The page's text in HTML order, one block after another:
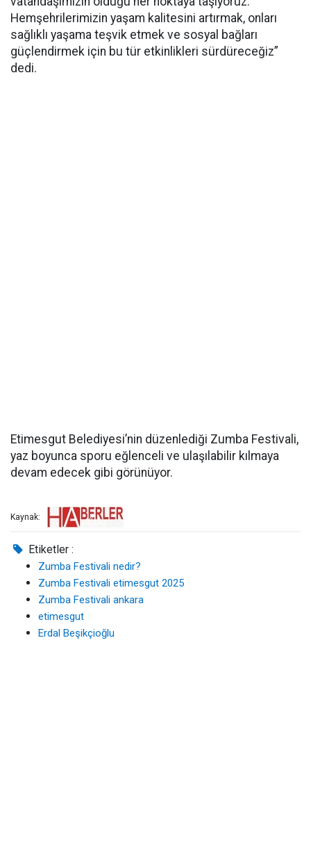
Hemşehrilerimizin yaşam kalitesini artırmak, onları
sağlıklı yaşama teşvik etmek ve sosyal bağları
güçlendirmek için bu tür etkinlikleri sürdüreceğiz”
dedi.
Etimesgut Belediyesi’nin düzenlediği Zumba Festivali,
yaz boyunca sporu eğlenceli ve ulaşılabilir kılmaya
devam edecek gibi görünüyor.
Kaynak:
Etiketler :
Zumba Festivali nedir?
Zumba Festivali etimesgut 2025
Zumba Festivali ankara
etimesgut
Erdal Beşikçioğlu